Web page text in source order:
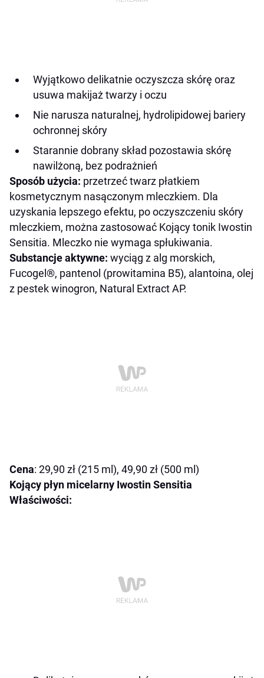
Wyjątkowo delikatnie oczyszcza skórę oraz
usuwa makijaż twarzy i oczu
Nie narusza naturalnej, hydrolipidowej bariery
ochronnej skóry
Starannie dobrany skład pozostawia skórę
nawilżoną, bez podrażnień
Sposób użycia: przetrzeć twarz płatkiem
kosmetycznym nasączonym mleczkiem. Dla
uzyskania lepszego efektu, po oczyszczeniu skóry
mleczkiem, można zastosować Kojący tonik Iwostin
Sensitia. Mleczko nie wymaga spłukiwania.
Substancje aktywne: wyciąg z alg morskich,
Fucogel®, pantenol (prowitamina B5), alantoina, olej
z pestek winogron, Natural Extract AP.
Cena: 29,90 zł (215 ml), 49,90 zł (500 ml)
Kojący płyn micelarny Iwostin Sensitia
Właściwości: